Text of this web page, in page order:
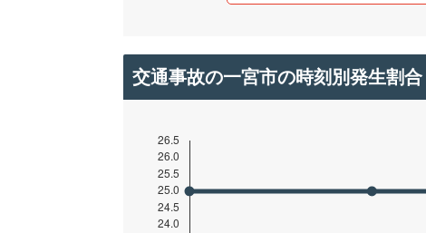
交通事故の一宮市の時刻別発生割合